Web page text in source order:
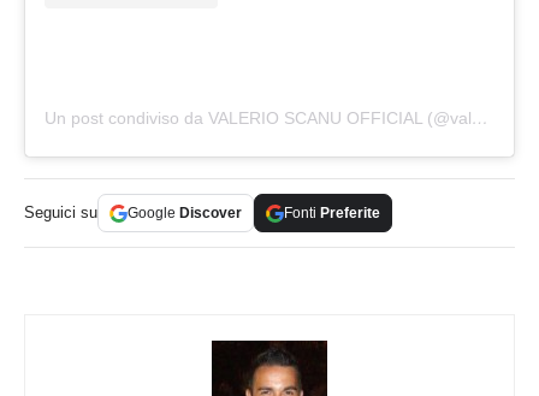
Un post condiviso da VALERIO SCANU OFFICIAL (@valerio_scanu)
Seguici su Google Discover Fonti Preferite